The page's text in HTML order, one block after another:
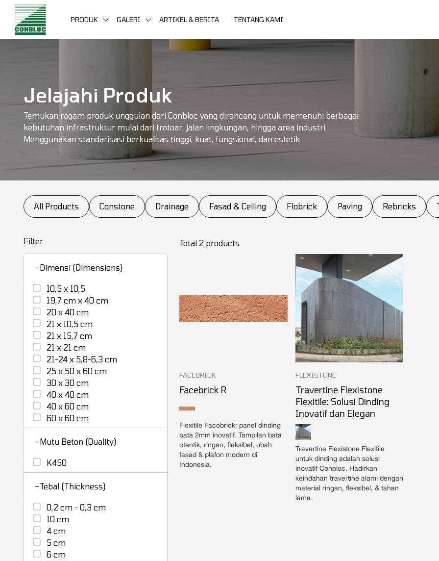
PRODUK GALERI ARTIKEL & BERITA TENTANG KAMI
Jelajahi Produk
Temukan ragam produk unggulan dari Conbloc yang dirancang untuk memenuhi berbagai
kebutuhan infrastruktur mulai dari trotoar, jalan lingkungan, hingga area industri.
Menggunakan standarisasi berkualitas tinggi, kuat, fungsional, dan estetik
All Products Constone Drainage Fasad & Ceiling Flobrick Paving Rebricks
Filter
− Dimensi (Dimensions)
10,5 x 10,5
19,7 cm x 40 cm
20 x 40 cm
21 x 10,5 cm
21 x 15,7 cm
21 x 21 cm
21-24 x 5,8-6,3 cm
25 x 50 x 60 cm
30 x 30 cm
40 x 40 cm
40 x 60 cm
60 x 60 cm
− Mutu Beton (Quality)
K450
−Tebal (Thickness)
0,2 cm - 0,3 cm
10 cm
4 cm
5 cm
6 cm
Total 2 products
FACEBRICK
Facebrick R
Flexitile Facebrick: panel dinding
bata 2mm inovatif. Tampilan bata
otentik, ringan, fleksibel, ubah
fasad & plafon modern di
Indonesia.
FLEXISTONE
Travertine Flexistone
Flexitile: Solusi Dinding
Inovatif dan Elegan
Travertine Flexistone Flexitile
untuk dinding adalah solusi
inovatif Conbloc. Hadirkan
keindahan travertine alami dengan
material ringan, fleksibel, & tahan
lama.